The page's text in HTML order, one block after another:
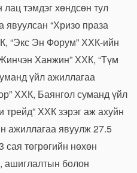
тэмдэг хөндсөн тул
“Хризо праза
“Экс Эн Форум” ХХК-ийн
Ханжин” ХХК, “Түм
үйл ажиллагаа
ХХК, Баянгол суманд үйл
ХХК зэрэг аж ахуйн
ажиллагаа явуулж 27.5
сая төгрөгийн нөхөн
ашиглалтын болон